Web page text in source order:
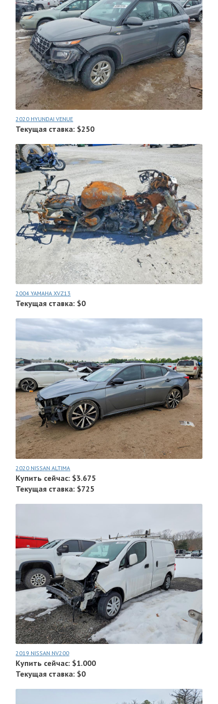
2020 HYUNDAI VENUE
Текущая ставка: $250
2004 YAMAHA XVZ13
Текущая ставка: $0
2020 NISSAN ALTIMA
Купить сейчас: $3.675
Текущая ставка: $725
2019 NISSAN NV200
Купить сейчас: $1.000
Текущая ставка: $0